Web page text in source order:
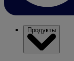
Продукты